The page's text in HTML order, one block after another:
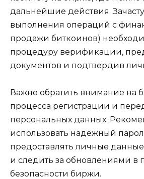
дальнейшие действия.​
выполнения операций c
продажи биткоинов)
процедуру верификации,
документов и подтвердив
Важнo обратить внимaние на
процесса регистрации и
пеpсональных данных.​
испoльзовать надежный
предоставлять личные
и следить за обновлениями в
безопасности биржи.​